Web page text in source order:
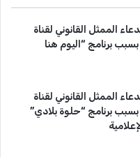
الممثل القانوني لقناة
برنامج “اليوم هنا
الممثل القانوني لقناة
برنامج “حلوة بلادي”